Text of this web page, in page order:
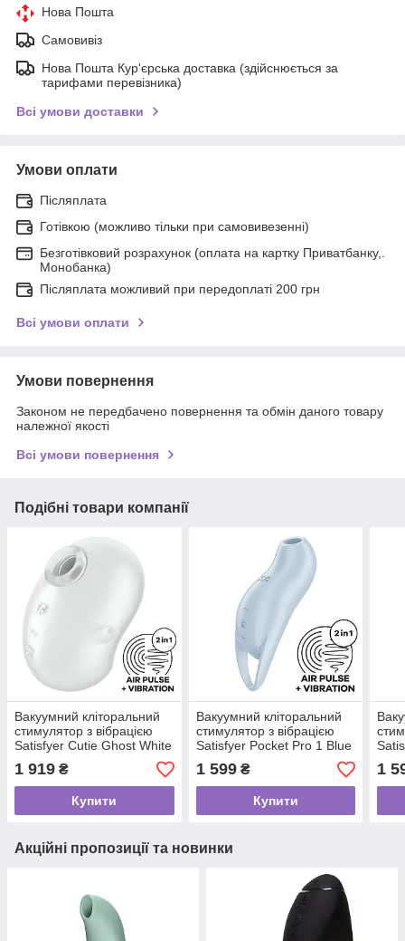
Нова Пошта
Самовивіз
Нова Пошта Кур'єрська доставка (здійснюється за
тарифами перевізника)
Всі умови доставки
Умови оплати
Післяплата
Готівкою (можливо тільки при самовивезенні)
Безготівковий розрахунок (оплата на картку Приватбанку,.
Монобанка)
Післяплата можливий при передоплаті 200 грн
Всі умови оплати
Умови повернення
Законом не передбачено повернення та обмін даного товару
належної якості
Всі умови повернення
Подібні товари компанії
Вакуумний кліторальний
стимулятор з вібрацією
Satisfyer Cutie Ghost White
1 919 ₴
Купити
Вакуумний кліторальний
стимулятор з вібрацією
Satisfyer Pocket Pro 1 Blue
1 599₴
Купити
1
Акційні пропозиції та новинки